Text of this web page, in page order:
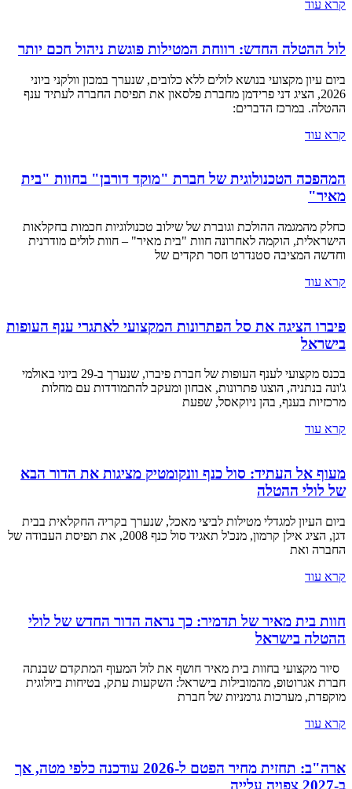
קרא עוד
לול ההטלה החדש: רווחת המטילות פוגשת ניהול חכם יותר
ביום עיון מקצועי בנושא לולים ללא כלובים, שנערך במכון וולקני ביוני
2026, הציג דני פרידמן מחברת פלסאון את תפיסת החברה לעתיד ענף
ההטלה. במרכז הדברים:
קרא עוד
המהפכה הטכנולוגית של חברת "מוקד דורבן" בחוות "בית
מאיר"
כחלק מהמגמה ההולכת וגוברת של שילוב טכנולוגיות חכמות בחקלאות
הישראלית, הוקמה לאחרונה חוות "בית מאיר" – חוות לולים מודרנית
וחדשה המציבה סטנדרט חסר תקדים של
קרא עוד
פיברו הציגה את סל הפתרונות המקצועי לאתגרי ענף העופות
בישראל
בכנס מקצועי לענף העופות של חברת פיברו, שנערך ב-29 ביוני באולמי
ג'ונה בנתניה, הוצגו פתרונות, אבחון ומעקב להתמודדות עם מחלות
מרכזיות בענף, בהן ניוקאסל, שפעת
קרא עוד
מעוף אל העתיד: סול כנף וונקומטיק מציגות את הדור הבא
של לולי ההטלה
ביום העיון למגדלי מטילות לביצי מאכל, שנערך בקריה החקלאית בבית
דגן, הציג אילן קרמון, מנכ'ל תאגיד סול כנף 2008, את תפיסת העבודה של
החברה ואת
קרא עוד
חוות בית מאיר של תדמיר: כך נראה הדור החדש של לולי
ההטלה בישראל
סיור מקצועי בחוות בית מאיר חושף את לול המעוף המתקדם שבנתה
חברת אגרוטופ, מהמובילות בישראל: השקעות עתק, בטיחות ביולוגית
מוקפדת, מערכות גרמניות של חברת
קרא עוד
ארה"ב: תחזית מחיר הפטם ל-2026 עודכנה כלפי מטה, אך
ב-2027 צפויה עלייה